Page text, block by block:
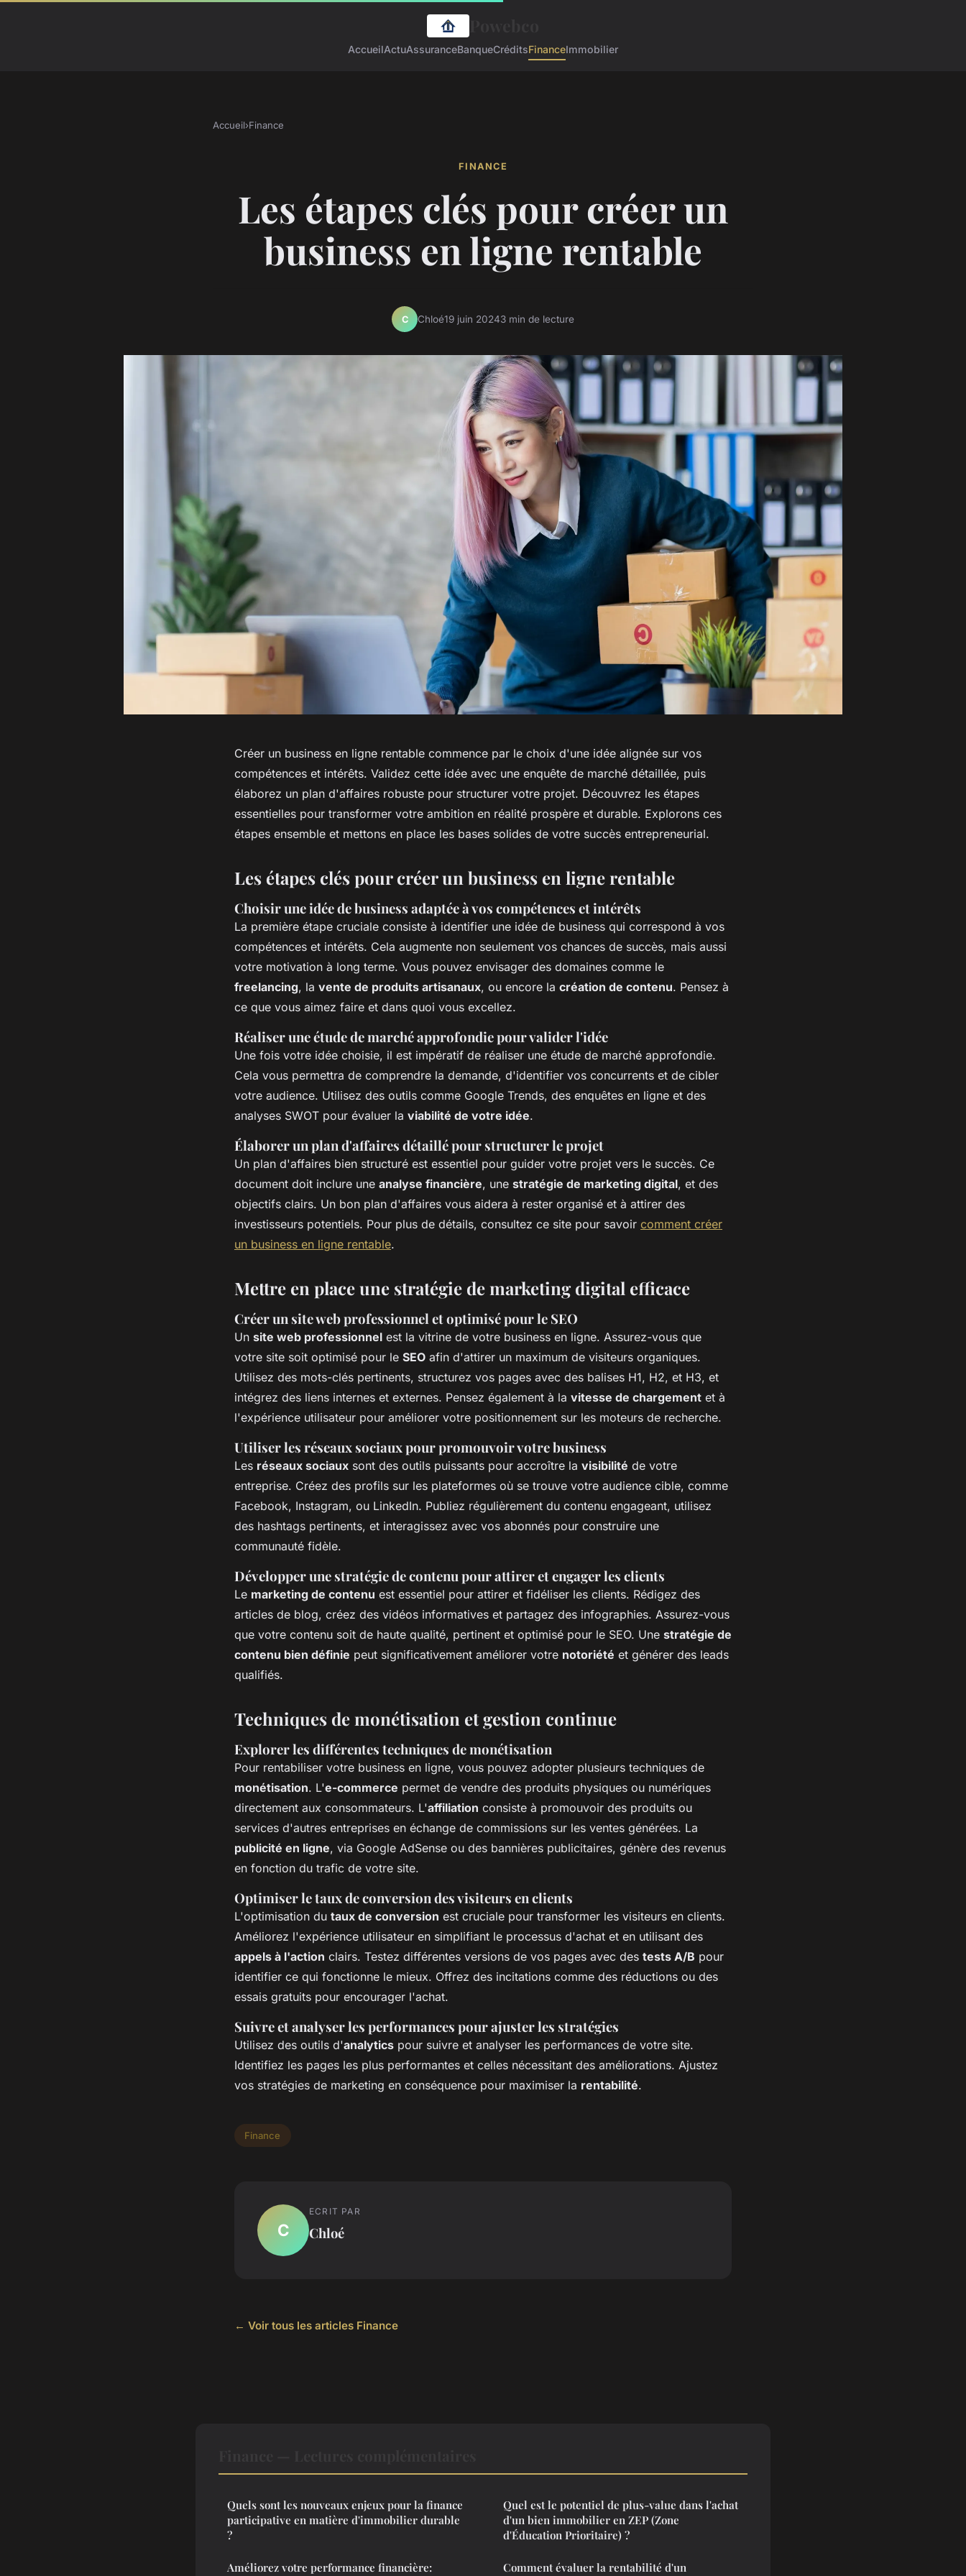
AccueilActuAssuranceBanqueCréditsFinanceImmobilier
Accueil›Finance
FINANCE
Les étapes clés pour créer un
business en ligne rentable
C Chloé19 juin 20243 min de lecture
Créer un business en ligne rentable commence par le choix d'une idée alignée sur vos
compétences et intérêts. Validez cette idée avec une enquête de marché détaillée, puis
élaborez un plan d'affaires robuste pour structurer votre projet. Découvrez les étapes
essentielles pour transformer votre ambition en réalité prospère et durable. Explorons ces
étapes ensemble et mettons en place les bases solides de votre succès entrepreneurial.
Les étapes clés pour créer un business en ligne rentable
Choisir une idée de business adaptée à vos compétences et intérêts
La première étape cruciale consiste à identifier une idée de business qui correspond à vos
compétences et intérêts. Cela augmente non seulement vos chances de succès, mais aussi
votre motivation à long terme. Vous pouvez envisager des domaines comme le
freelancing, la vente de produits artisanaux, ou encore la création de contenu. Pensez à
ce que vous aimez faire et dans quoi vous excellez.
Réaliser une étude de marché approfondie pour valider l'idée
Une fois votre idée choisie, il est impératif de réaliser une étude de marché approfondie.
Cela vous permettra de comprendre la demande, d'identifier vos concurrents et de cibler
votre audience. Utilisez des outils comme Google Trends, des enquêtes en ligne et des
analyses SWOT pour évaluer la viabilité de votre idée.
Élaborer un plan d'affaires détaillé pour structurer le projet
Un plan d'affaires bien structuré est essentiel pour guider votre projet vers le succès. Ce
document doit inclure une analyse financière, une stratégie de marketing digital, et des
objectifs clairs. Un bon plan d'affaires vous aidera à rester organisé et à attirer des
investisseurs potentiels. Pour plus de détails, consultez ce site pour savoir comment créer
un business en ligne rentable.
Mettre en place une stratégie de marketing digital efficace
Créer un site web professionnel et optimisé pour le SEO
Un site web professionnel est la vitrine de votre business en ligne. Assurez-vous que
votre site soit optimisé pour le SEO afin d'attirer un maximum de visiteurs organiques.
Utilisez des mots-clés pertinents, structurez vos pages avec des balises H1, H2, et H3, et
intégrez des liens internes et externes. Pensez également à la vitesse de chargement et à
l'expérience utilisateur pour améliorer votre positionnement sur les moteurs de recherche.
Utiliser les réseaux sociaux pour promouvoir votre business
Les réseaux sociaux sont des outils puissants pour accroître la visibilité de votre
entreprise. Créez des profils sur les plateformes où se trouve votre audience cible, comme
Facebook, Instagram, ou LinkedIn. Publiez régulièrement du contenu engageant, utilisez
des hashtags pertinents, et interagissez avec vos abonnés pour construire une
communauté fidèle.
Développer une stratégie de contenu pour attirer et engager les clients
Le marketing de contenu est essentiel pour attirer et fidéliser les clients. Rédigez des
articles de blog, créez des vidéos informatives et partagez des infographies. Assurez-vous
que votre contenu soit de haute qualité, pertinent et optimisé pour le SEO. Une stratégie de
contenu bien définie peut significativement améliorer votre notoriété et générer des leads
qualifiés.
Techniques de monétisation et gestion continue
Explorer les différentes techniques de monétisation
Pour rentabiliser votre business en ligne, vous pouvez adopter plusieurs techniques de
monétisation. L'e-commerce permet de vendre des produits physiques ou numériques
directement aux consommateurs. L'affiliation consiste à promouvoir des produits ou
services d'autres entreprises en échange de commissions sur les ventes générées. La
publicité en ligne, via Google AdSense ou des bannières publicitaires, génère des revenus
en fonction du trafic de votre site.
Optimiser le taux de conversion des visiteurs en clients
L'optimisation du taux de conversion est cruciale pour transformer les visiteurs en clients.
Améliorez l'expérience utilisateur en simplifiant le processus d'achat et en utilisant des
appels à l'action clairs. Testez différentes versions de vos pages avec des tests A/B pour
identifier ce qui fonctionne le mieux. Offrez des incitations comme des réductions ou des
essais gratuits pour encourager l'achat.
Suivre et analyser les performances pour ajuster les stratégies
Utilisez des outils d'analytics pour suivre et analyser les performances de votre site.
Identifiez les pages les plus performantes et celles nécessitant des améliorations. Ajustez
vos stratégies de marketing en conséquence pour maximiser la rentabilité.
Finance
C
ECRIT PAR
Chloé
← Voir tous les articles Finance
Quels sont les nouveaux enjeux pour la finance
participative en matière d'immobilier durable
?
Améliorez votre performance financière:
Quel est le potentiel de plus-value dans l'achat
d'un bien immobilier en ZEP (Zone
d'Éducation Prioritaire) ?
Comment évaluer la rentabilité d'un